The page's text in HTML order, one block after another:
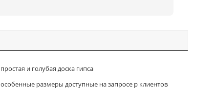
простая и голубая доска гипса
особенные размеры доступные на запросе р клиентов